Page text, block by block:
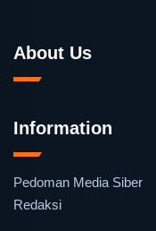
About Us
Information
Pedoman Media Siber
Redaksi